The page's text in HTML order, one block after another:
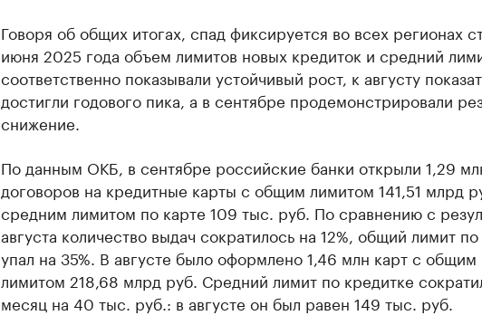
Говоря об общих итогах, спад фиксируется во всех регионах
июня 2025 года объем лимитов новых кредиток и средний
соответственно показывали устойчивый рост, к августу
достигли годового пика, а в сентябре продемонстрировали
снижение.
По данным ОКБ, в сентябре российские банки открыли 1,29
договоров на кредитные карты с общим лимитом 141,51 млрд
средним лимитом по карте 109 тыс. руб. По сравнению с
августа количество выдач сократилось на 12%, общий лимит
упал на 35%. В августе было оформлено 1,46 млн карт с общим
лимитом 218,68 млрд руб. Средний лимит по кредитке
месяц на 40 тыс. руб.: в августе он был равен 149 тыс. руб.